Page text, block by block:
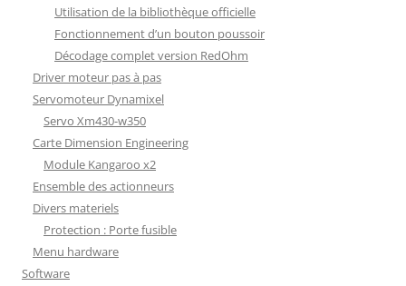
Utilisation de la bibliothèque officielle
Fonctionnement d’un bouton poussoir
Décodage complet version RedOhm
Driver moteur pas à pas
Servomoteur Dynamixel
Servo Xm430-w350
Carte Dimension Engineering
Module Kangaroo x2
Ensemble des actionneurs
Divers materiels
Protection : Porte fusible
Menu hardware
Software